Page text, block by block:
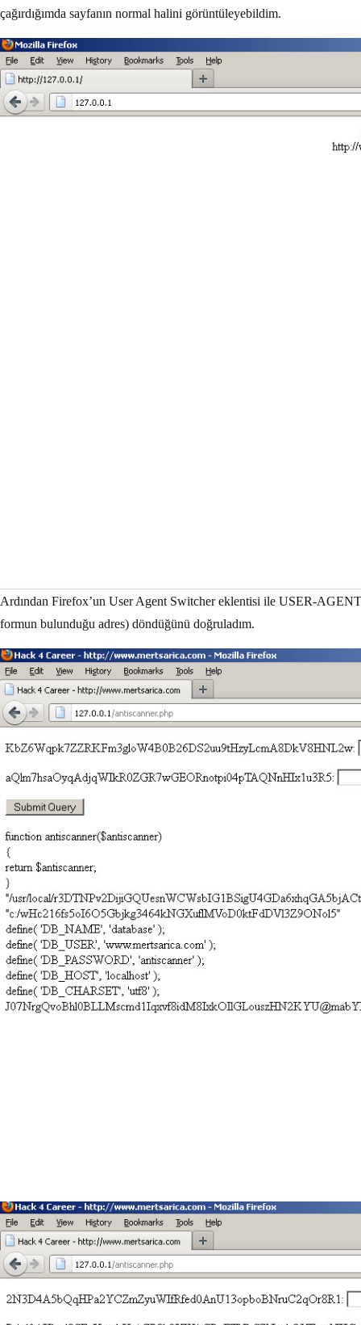
çağırdığımda sayfanın normal halini görüntüleyebildim.
Ardından Firefox’un User Agent Switcher eklentisi ile USER-
formun bulunduğu adres) döndüğünü doğruladım.